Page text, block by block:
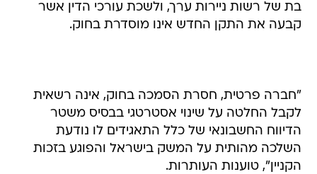
בת של רשות ניירות ערך, ולשכת עורכי הדין אשר
קבעה את התקן החדש אינו מוסדרת בחוק.
"חברה פרטית, חסרת הסמכה בחוק, אינה רשאית
לקבל החלטה על שינוי אסטרטגי בבסיס משטר
הדיווח החשבונאי של כלל התאגידים לו נודעת
השלכה מהותית על המשק בישראל והפוגע בזכות
הקניין", טוענות העותרות.